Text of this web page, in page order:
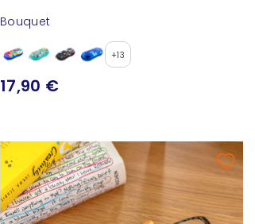
Bouquet
+13
17,90 €